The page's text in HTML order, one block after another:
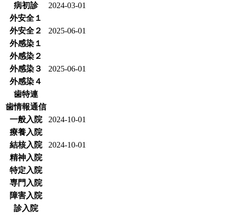
病初診
2024-03-01
外安全１
外安全２
2025-06-01
外感染１
外感染２
外感染３
2025-06-01
外感染４
歯特連
歯情報通信
一般入院
2024-10-01
療養入院
結核入院
2024-10-01
精神入院
特定入院
専門入院
障害入院
診入院